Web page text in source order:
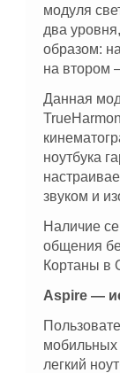
модуля
два
образом:
на втором
Данная
ноутбука
звуком и
Наличие
общения
Кортаны в
Aspire —
мобильных
легкий